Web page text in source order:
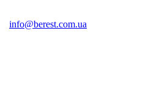
info@berest.com.ua